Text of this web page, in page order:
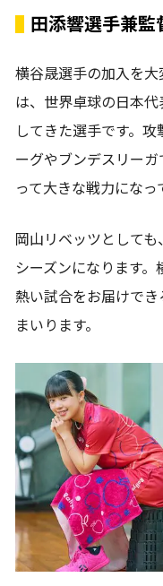
田添響選手兼監
横谷晟選手の加入を
は、世界卓球の日本
してきた選手です。
ーグやブンデスリー
って大きな戦力になっ
岡山リベッツとして
シーズンになります
熱い試合をお届けで
まいります。